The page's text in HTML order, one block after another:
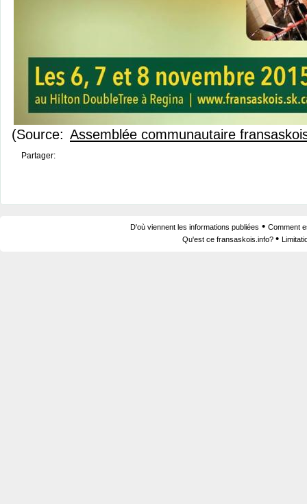
(Source: Assemblée communautaire
Partager:
D'où viennent les informations publiées • Comment
Qu'est ce fransaskois.info? •